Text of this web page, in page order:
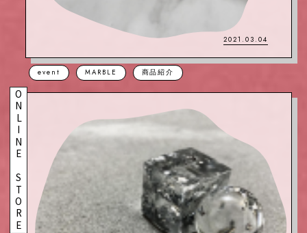
2021.03.04
event MARBLE 商品紹介
ONLINE STORE